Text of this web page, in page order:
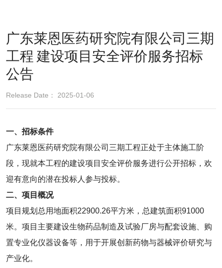
广东莱恩医药研究院有限公司三期
工程 建设项目安全评价服务招标
公告
Release Date： 2025-01-06
一、招标条件
广东莱恩医药研究院有限公司三期工程正处于主体施工阶
段，现就本工程的建设项目安全评价服务进行公开招标，欢
迎有意向的潜在投标人参与投标。
二、项目概况
项目规划总用地面积22900.26平方米，总建筑面积91000
米。项目主要建设生物药品制造及试验厂房与配套设施、购
置专业化仪器设备等，用于开展创新药物与器械评价研究与
产业化。